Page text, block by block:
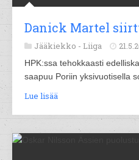
Danick Martel
Jääkiekko - Liiga
HPK:ssa tehokkaasti
saapuu Poriin yksivuotisella
Lue lisää